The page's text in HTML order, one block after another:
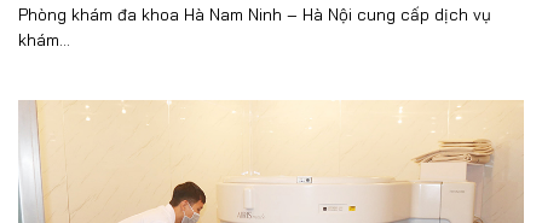
Phòng khám đa khoa Hà Nam Ninh – Hà Nội cung cấp dịch vụ
khám...